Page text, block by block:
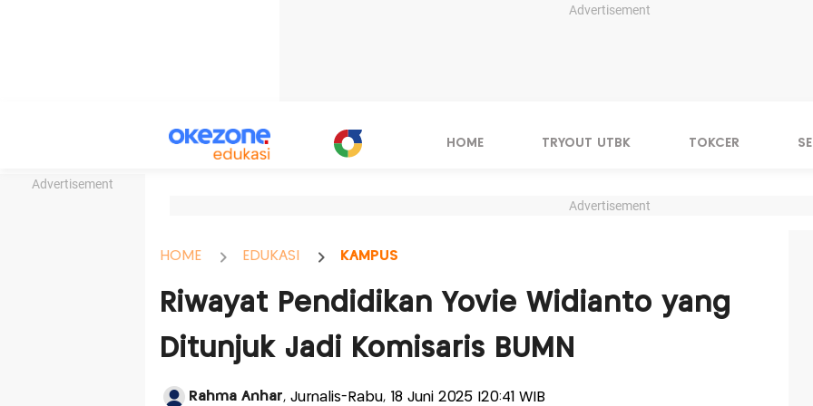
Advertisement
Advertisement
HOME TRYOUT UTBK TOKCER
Advertisement
HOME EDUKASI KAMPUS
Riwayat Pendidikan Yovie Widianto yang
Ditunjuk Jadi Komisaris BUMN
Rahma Anhar, Jurnalis-Rabu, 18 Juni 2025 |20:41 WIB